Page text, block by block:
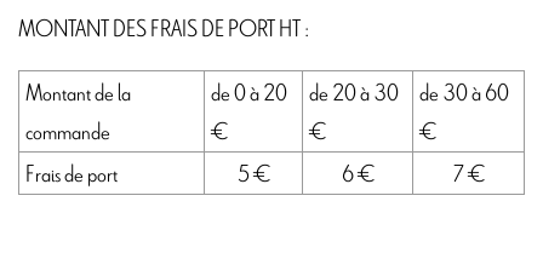
MONTANT DES FRAIS DE PORT HT :
Montant de la
commande
de 0 à 20
€
de 20 à 30
€
de 30 à 60
€
Frais de port
5 € 6 € 7 €